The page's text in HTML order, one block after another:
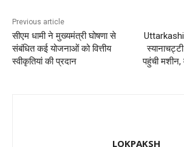
Previous article
सीएम धामी ने मुख्यमंत्री घोषणा से
संबंधित कई योजनाओं को वित्तीय
स्वीकृतियां की प्रदान
पहुंची मशीन,
LOKPAKSH